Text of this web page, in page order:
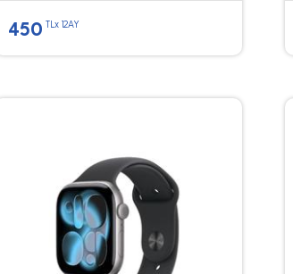
450 TLx 12AY